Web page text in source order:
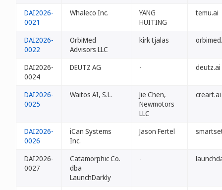
DAI2026-
0021
Whaleco Inc.
YANG
HUITING
temu.ai
DAI2026-
0022
OrbiMed
Advisors LLC
kirk tjalas
DAI2026-
0024
DEUTZ AG - deutz.ai
DAI2026-
0025
Waitos AI, S.L.
Jie Chen,
Newmotors
LLC
creart.ai
DAI2026-
0026
iCan Systems
Inc.
Jason Fertel
DAI2026-
0027
Catamorphic Co.
dba
LaunchDarkly
-